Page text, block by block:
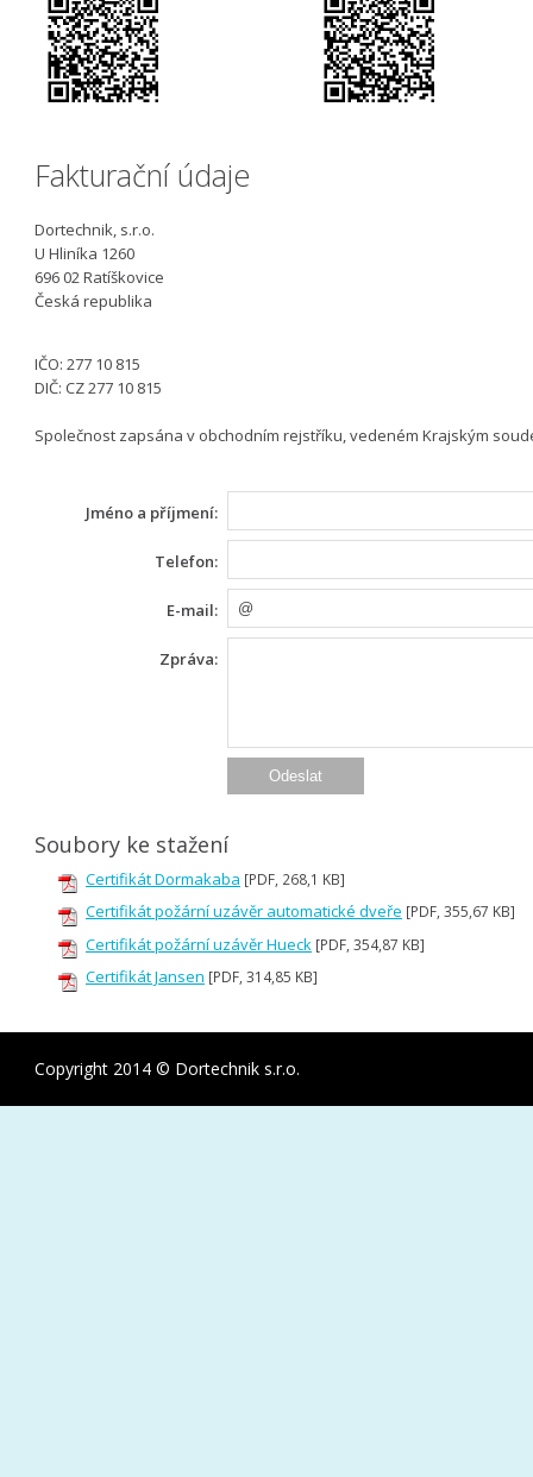
Fakturační údaje
Dortechnik, s.r.o.
U Hliníka 1260
696 02 Ratíškovice
Česká republika
IČO: 277 10 815
DIČ: CZ 277 10 815
Společnost zapsána v obchodním rejstříku, vedeném Krajským
Jméno a příjmení:
Telefon:
E-mail:
Zpráva:
Soubory ke stažení
Certifikát Dormakaba [PDF, 268,1 KB]
Certifikát požární uzávěr automatické dveře [PDF, 355,67 KB]
Certifikát požární uzávěr Hueck [PDF, 354,87 KB]
Certifikát Jansen [PDF, 314,85 KB]
Copyright 2014 © Dortechnik s.r.o.